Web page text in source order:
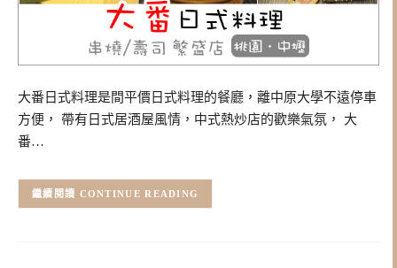
大番日式料理是間平價日式料理的餐廳，離中原大學不遠停車
方便， 帶有日式居酒屋風情，中式熱炒店的歡樂氣氛， 大
番…
CONTINUE READING